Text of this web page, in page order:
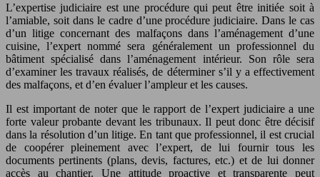
L’expertise judiciaire est une procédure qui peut être initiée soit à
l’amiable, soit dans le cadre d’une procédure judiciaire. Dans le cas
d’un litige concernant des malfaçons dans l’aménagement d’une
cuisine, l’expert nommé sera généralement un professionnel du
bâtiment spécialisé dans l’aménagement intérieur. Son rôle sera
d’examiner les travaux réalisés, de déterminer s’il y a effectivement
des malfaçons, et d’en évaluer l’ampleur et les causes.
Il est important de noter que le rapport de l’expert judiciaire a une
forte valeur probante devant les tribunaux. Il peut donc être décisif
dans la résolution d’un litige. En tant que professionnel, il est crucial
de coopérer pleinement avec l’expert, de lui fournir tous les
documents pertinents (plans, devis, factures, etc.) et de lui donner
accès au chantier. Une attitude proactive et transparente peut